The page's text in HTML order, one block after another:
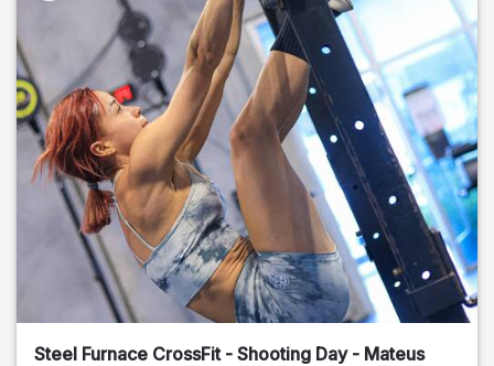
Steel Furnace CrossFit - Shooting Day - Mateus